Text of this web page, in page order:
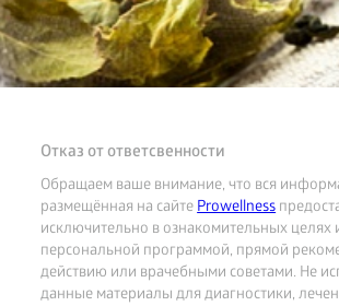
Отказ от ответсвенности
Обращаем ваше внимание, что вся
размещённая на сайтеProwellness
исключительно в ознакомительных целях
персональной программой, прямой
действию или врачебными советами. Не
данные материалы для диагностики,